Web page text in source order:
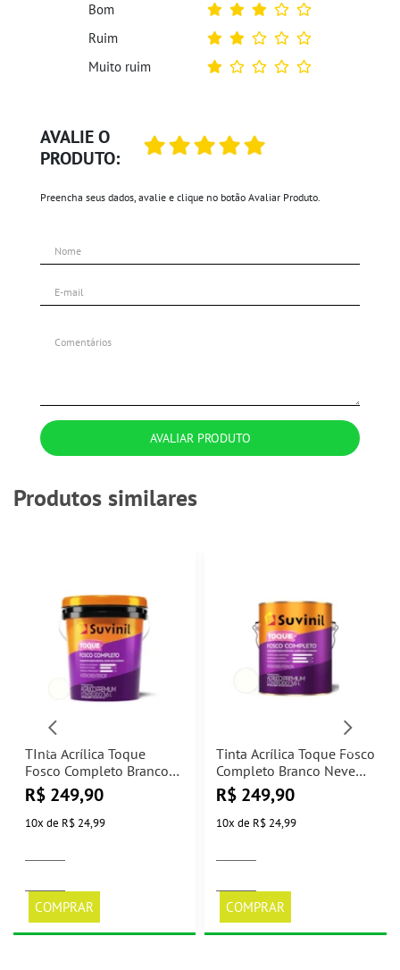
AVALIE O
PRODUTO:
Preencha seus dados, avalie e clique no botão Avaliar Produto.
AVALIAR PRODUTO
Bom
Ruim
Muito ruim
Produtos similares
TInta Acrílica Toque
Fosco Completo Branco
Neve Novo 3,6L Suvinil
R$ 249,90
10x de R$ 24,99
COMPRAR
Tinta Acrílica Toque Fosco
Completo Branco Neve
3,6L Suvinil
R$ 249,90
10x de R$ 24,99
COMPRAR